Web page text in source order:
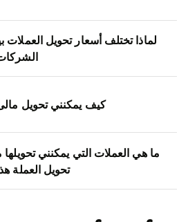
لماذا تختلف أسعار تحويل العملات بين
الشركات؟
كيف يمكنني تحويل مالى؟
ما هي العملات التي يمكنني تحويلها مع
تحويل العملة هذا؟